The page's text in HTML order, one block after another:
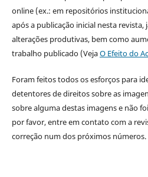
online (ex.: em repositórios
após a publicação inicial nesta revista,
alterações produtivas, bem como
trabalho publicado (VejaO Efeito do
Foram feitos todos os esforços para
detentores de direitos sobre as
sobre alguma destas imagens e não
por favor, entre em contato com a
correção num dos próximos números.